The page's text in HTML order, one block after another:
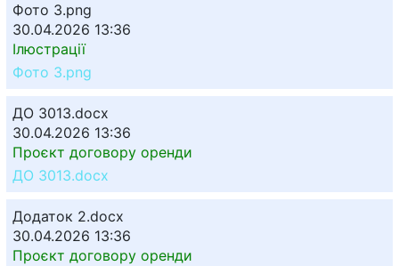
Фото 3.png
30.04.2026 13:36
Ілюстрації
Фото 3.png
ДО 3013.docx
30.04.2026 13:36
Проєкт договору оренди
ДО 3013.docx
Додаток 2.docx
30.04.2026 13:36
Проєкт договору оренди